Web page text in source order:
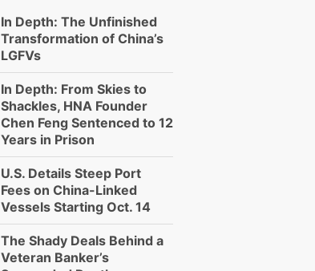
In Depth: The Unfinished
Transformation of China’s
LGFVs
In Depth: From Skies to
Shackles, HNA Founder
Chen Feng Sentenced to 12
Years in Prison
U.S. Details Steep Port
Fees on China-Linked
Vessels Starting Oct. 14
The Shady Deals Behind a
Veteran Banker’s